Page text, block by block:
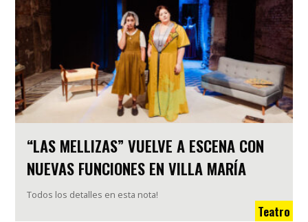
“LAS MELLIZAS” VUELVE A ESCENA CON
NUEVAS FUNCIONES EN VILLA MARÍA
Todos los detalles en esta nota!
Teatro